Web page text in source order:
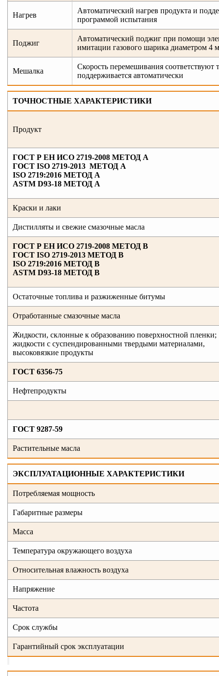
Нагрев
Автоматический нагрев продукта и
программой испытания
Поджиг
Автоматический поджиг при помощи
имитации газового шарика диаметром 4
Мешалка
Скорость перемешивания
поддерживается автоматически
ТОЧНОСТНЫЕ ХАРАКТЕРИСТИКИ
Продукт
ГОСТ Р ЕН ИСО 2719-2008 МЕТОД А
ГОСТ ISO 2719-2013 МЕТОД А
ISO 2719:2016 МЕТОД А
ASTM D93-18 МЕТОД А
Краски и лаки
Дистилляты и свежие смазочные масла
ГОСТ Р ЕН ИСО 2719-2008 МЕТОД B
ГОСТ ISO 2719-2013 МЕТОД B
ISO 2719:2016 МЕТОД B
ASTM D93-18 МЕТОД B
Остаточные топлива и разжиженные битумы
Отработанные смазочные масла
Жидкости, склонные к образованию поверхностной пленки;
жидкости с суспендированными твердыми материалами,
высоковязкие продукты
ГОСТ 6356-75
Нефтепродукты
ГОСТ 9287-59
Растительные масла
ЭКСПЛУАТАЦИОННЫЕ ХАРАКТЕРИСТИКИ
Потребляемая мощность
Габаритные размеры
Масса
Температура окружающего воздуха
Относительная влажность воздуха
Напряжение
Частота
Срок службы
Гарантийный срок эксплуатации